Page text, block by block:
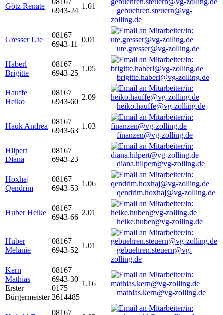
Götz Renate
08167
6943-24
1.01
gebuehren.steuern@vg-
zolling.de
Gresser Ute
08167
6943-11
0.01
ute.gresser@vg-zolling.de
Haberl
Brigitte
08167
6943-25
1.05
brigitte.haberl@vg-zolling.de
Hauffe
Heiko
08167
6943-60
2.09
heiko.hauffe@vg-zolling.de
Hauk Andrea
08167
6943-63
1.03
finanzen@vg-zolling.de
Hilpert
Diana
08167
6943-23
diana.hilpert@vg-zolling.de
Hoxhaj
Qendrim
08167
6943-53
1.06
qendrim.hoxhaj@vg-zolling.de
Huber Heike
08167
6943-66
2.01
heike.huber@vg-zolling.de
Huber
Melanie
08167
6943-52
1.01
gebuehren.steuern@vg-
zolling.de
Kern
Mathias
Erster
Bürgermeister
08167
6943-30
0175
2614485
1.16
mathias.kern@vg-zolling.de
08167